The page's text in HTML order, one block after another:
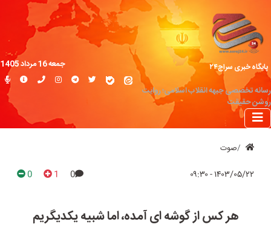
پایگاه خبری سراج۲۴
رسانه تخصصی جبهه انقلاب اسلامی؛ روایت
روشن حقیقت
جمعه 16 مرداد 1405
صوت
۱۴۰۳/۰۵/۲۲ - ۰۹:۳۰ 0
1
0
هر کس از گوشه ای آمده، اما شبیه یکدیگریم